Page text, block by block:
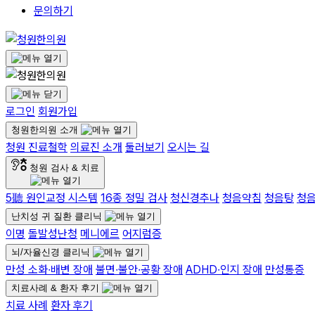
문의하기
로그인 회원가입
청원한의원 소개
청원 진료철학 의료진 소개 둘러보기 오시는 길
청원 검사 & 치료
5聽 원인교정 시스템 16종 정밀 검사 청신경추나 청음약침 청음탕 청
난치성 귀 질환 클리닉
이명 돌발성난청 메니에르 어지럼증
뇌/자율신경 클리닉
만성 소화∙배변 장애 불면∙불안∙공황 장애 ADHD∙인지 장애 만성통증
치료사례 & 환자 후기
치료 사례 환자 후기